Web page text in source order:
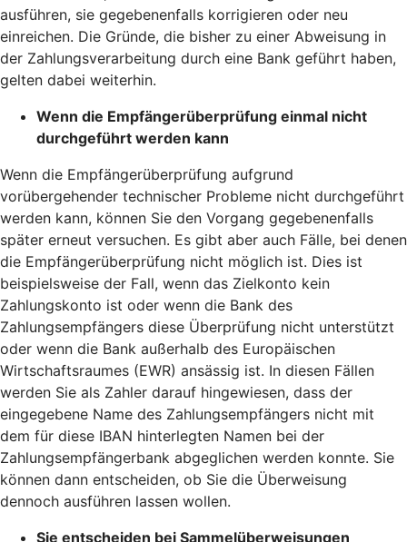
ausführen, sie gegebenenfalls korrigieren oder neu
einreichen. Die Gründe, die bisher zu einer Abweisung in
der Zahlungsverarbeitung durch eine Bank geführt haben,
gelten dabei weiterhin.
Wenn die Empfängerüberprüfung einmal nicht
durchgeführt werden kann
Wenn die Empfängerüberprüfung aufgrund
vorübergehender technischer Probleme nicht durchgeführt
werden kann, können Sie den Vorgang gegebenenfalls
später erneut versuchen. Es gibt aber auch Fälle, bei denen
die Empfängerüberprüfung nicht möglich ist. Dies ist
beispielsweise der Fall, wenn das Zielkonto kein
Zahlungskonto ist oder wenn die Bank des
Zahlungsempfängers diese Überprüfung nicht unterstützt
oder wenn die Bank außerhalb des Europäischen
Wirtschaftsraumes (EWR) ansässig ist. In diesen Fällen
werden Sie als Zahler darauf hingewiesen, dass der
eingegebene Name des Zahlungsempfängers nicht mit
dem für diese IBAN hinterlegten Namen bei der
Zahlungsempfängerbank abgeglichen werden konnte. Sie
können dann entscheiden, ob Sie die Überweisung
dennoch ausführen lassen wollen.
Sie entscheiden bei Sammelüberweisungen